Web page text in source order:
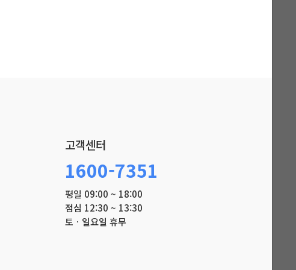
고객센터
1600-7351
평일 09:00 ~ 18:00
점심 12:30 ~ 13:30
토ㆍ일요일 휴무